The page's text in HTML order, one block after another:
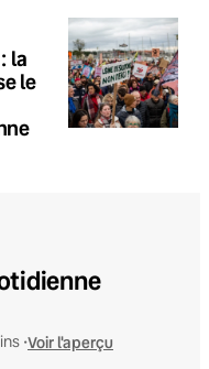
la
le
•Voir l'aperçu